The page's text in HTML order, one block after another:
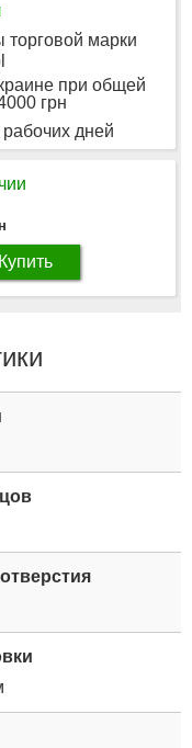
марки
при общей
грн
рабочих дней
Купить